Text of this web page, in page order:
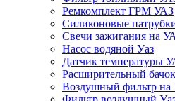
Ремкомплект ГРМ УАЗ
Силиконовые
Свечи зажигания на
Насос водяной Уаз
Датчик температуры
Расширительный
Воздушный фильтр на